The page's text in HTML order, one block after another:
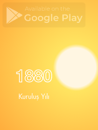
1880
Kuruluş Yılı